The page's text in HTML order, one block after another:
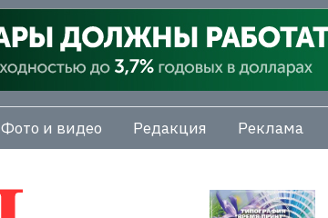
Фото и видео Редакция Реклама